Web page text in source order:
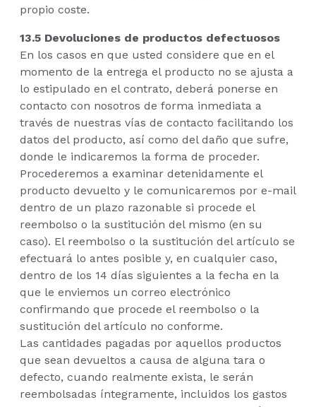
propio coste.
13.5 Devoluciones de productos defectuosos
En los casos en que usted considere que en el
momento de la entrega el producto no se ajusta a
lo estipulado en el contrato, deberá ponerse en
contacto con nosotros de forma inmediata a
través de nuestras vías de contacto facilitando los
datos del producto, así como del daño que sufre,
donde le indicaremos la forma de proceder.
Procederemos a examinar detenidamente el
producto devuelto y le comunicaremos por e-mail
dentro de un plazo razonable si procede el
reembolso o la sustitución del mismo (en su
caso). El reembolso o la sustitución del artículo se
efectuará lo antes posible y, en cualquier caso,
dentro de los 14 días siguientes a la fecha en la
que le enviemos un correo electrónico
confirmando que procede el reembolso o la
sustitución del artículo no conforme.
Las cantidades pagadas por aquellos productos
que sean devueltos a causa de alguna tara o
defecto, cuando realmente exista, le serán
reembolsadas íntegramente, incluidos los gastos